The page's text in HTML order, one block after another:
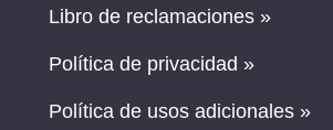
Libro de reclamaciones »
Política de privacidad »
Política de usos adicionales »